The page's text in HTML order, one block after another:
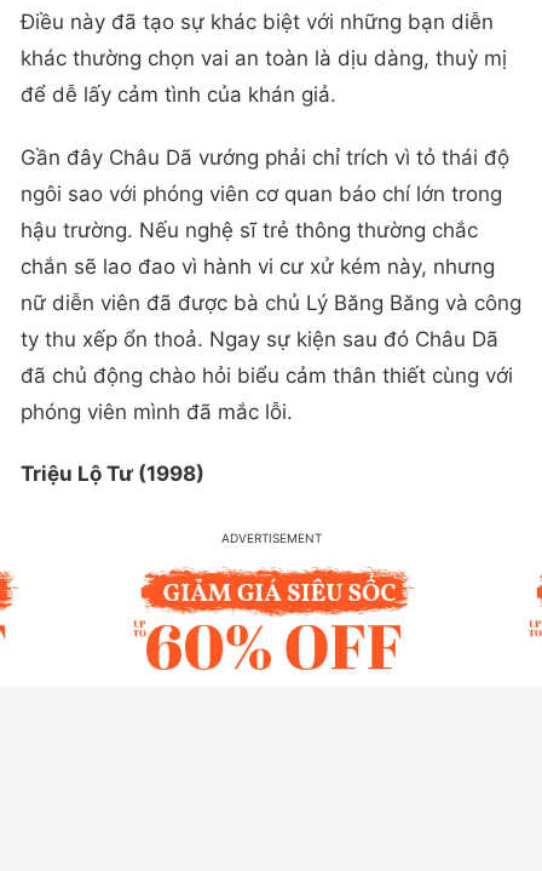
Điều này đã tạo sự khác biệt với những bạn diễn
khác thường chọn vai an toàn là dịu dàng, thuỳ mị
để dễ lấy cảm tình của khán giả.
Gần đây Châu Dã vướng phải chỉ trích vì tỏ thái độ
ngôi sao với phóng viên cơ quan báo chí lớn trong
hậu trường. Nếu nghệ sĩ trẻ thông thường chắc
chắn sẽ lao đao vì hành vi cư xử kém này, nhưng
nữ diễn viên đã được bà chủ Lý Băng Băng và công
ty thu xếp ổn thoả. Ngay sự kiện sau đó Châu Dã
đã chủ động chào hỏi biểu cảm thân thiết cùng với
phóng viên mình đã mắc lỗi.
Triệu Lộ Tư (1998)